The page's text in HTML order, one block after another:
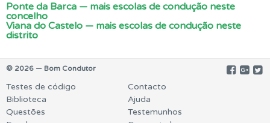
Ponte da Barca — mais escolas de condução neste
concelho
Viana do Castelo — mais escolas de condução neste
distrito
© 2026 — Bom Condutor
Testes de código
Biblioteca
Questões
Contacto
Ajuda
Testemunhos